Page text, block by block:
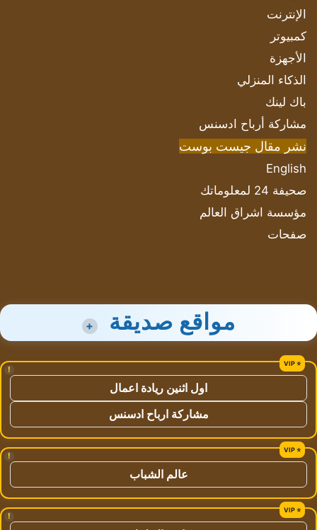
الإنترنت
كمبيوتر
الأجهزة
الذكاء المنزلي
باك لينك
مشاركة أرباح ادسنس
نشر مقال جيست بوست
English
صحيفة 24 لمعلوماتك
مؤسسة اشراق العالم
صفحات
مواقع صديقة +
!
اول اثنين ريادة اعمال
مشاركة ارباح ادسنس
!
عالم الشباب
!